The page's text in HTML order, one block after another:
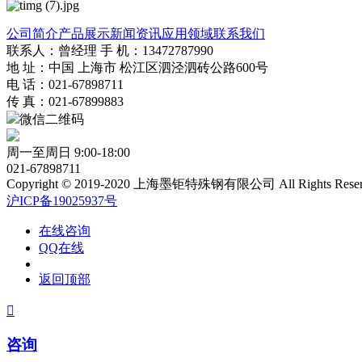
公司简介产品展示新闻资讯应用领域联系我们
联系人：曾经理 手 机：13472787990
地 址：中国 上海市 松江区泗泾泗砖公路600号
电 话：021-67898711
传 真：021-67899883
微信二维码
周一至周日 9:00-18:00
021-67898711
Copyright © 2019-2020 上海墨钜特殊钢有限公司 All Rights
沪ICP备19025937号
在线咨询
QQ在线
返回顶部

咨询